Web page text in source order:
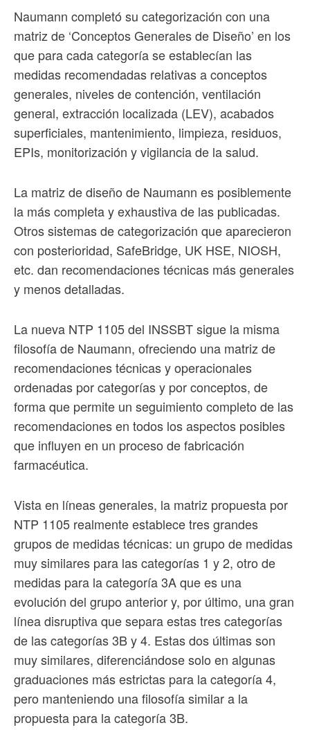
Naumann completó su categorización con una
matriz de ‘Conceptos Generales de Diseño’ en los
que para cada categoría se establecían las
medidas recomendadas relativas a conceptos
generales, niveles de contención, ventilación
general, extracción localizada (LEV), acabados
superficiales, mantenimiento, limpieza, residuos,
EPIs, monitorización y vigilancia de la salud.
La matriz de diseño de Naumann es posiblemente
la más completa y exhaustiva de las publicadas.
Otros sistemas de categorización que aparecieron
con posterioridad, SafeBridge, UK HSE, NIOSH,
etc. dan recomendaciones técnicas más generales
y menos detalladas.
La nueva NTP 1105 del INSSBT sigue la misma
filosofía de Naumann, ofreciendo una matriz de
recomendaciones técnicas y operacionales
ordenadas por categorías y por conceptos, de
forma que permite un seguimiento completo de las
recomendaciones en todos los aspectos posibles
que influyen en un proceso de fabricación
farmacéutica.
Vista en líneas generales, la matriz propuesta por
NTP 1105 realmente establece tres grandes
grupos de medidas técnicas: un grupo de medidas
muy similares para las categorías 1 y 2, otro de
medidas para la categoría 3A que es una
evolución del grupo anterior y, por último, una gran
línea disruptiva que separa estas tres categorías
de las categorías 3B y 4. Estas dos últimas son
muy similares, diferenciándose solo en algunas
graduaciones más estrictas para la categoría 4,
pero manteniendo una filosofía similar a la
propuesta para la categoría 3B.